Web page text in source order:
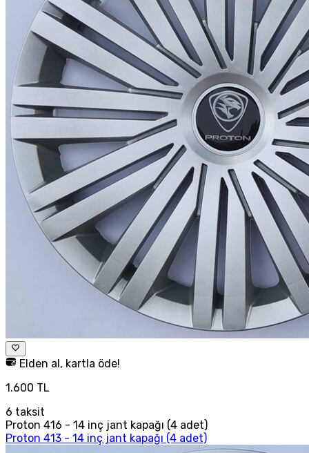
Elden al, kartla öde!
1.600 TL
6 taksit
Proton 416 - 14 inç jant kapağı (4 adet)
Proton 413 - 14 inç jant kapağı (4 adet)